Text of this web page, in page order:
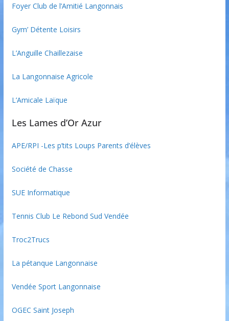
Foyer Club de l’Amitié Langonnais
Gym’ Détente Loisirs
L’Anguille Chaillezaise
La Langonnaise Agricole
L’Amicale Laïque
Les Lames d’Or Azur
APE/RPI -Les p’tits Loups Parents d’élèves
Société de Chasse
SUE Informatique
Tennis Club Le Rebond Sud Vendée
Troc2Trucs
La pétanque Langonnaise
Vendée Sport Langonnaise
OGEC Saint Joseph